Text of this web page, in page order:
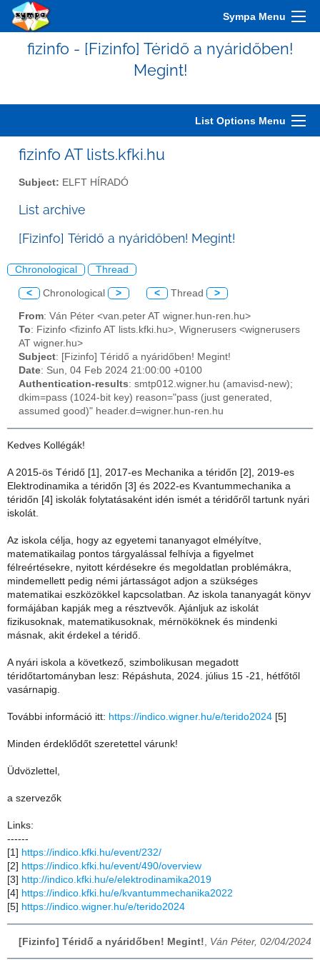
Sympa Menu
fizinfo - [Fizinfo] Téridő a nyáridőben!
Megint!
List Options Menu
fizinfo AT lists.kfki.hu
Subject: ELFT HÍRADÓ
List archive
[Fizinfo] Téridő a nyáridőben! Megint!
Chronological Thread
< Chronological > < Thread >
From: Ván Péter <van.peter AT wigner.hun-ren.hu>
To: Fizinfo <fizinfo AT lists.kfki.hu>, Wignerusers <wignerusers
AT wigner.hu>
Subject: [Fizinfo] Téridő a nyáridőben! Megint!
Date: Sun, 04 Feb 2024 21:00:00 +0100
Authentication-results: smtp012.wigner.hu (amavisd-new);
dkim=pass (1024-bit key) reason="pass (just generated,
assumed good)" header.d=wigner.hun-ren.hu
Kedves Kollégák!
A 2015-ös Téridő [1], 2017-es Mechanika a téridőn [2], 2019-es
Elektrodinamika a téridőn [3] és 2022-es Kvantummechanika a
téridőn [4] iskolák folytatásaként idén ismét a téridőről tartunk nyári
iskolát.
Az iskola célja, hogy az egyetemi tananyagot elmélyítve,
matematikailag pontos tárgyalással felhívja a figyelmet
félreértésekre, nyitott kérdésekre és megoldatlan problémákra,
mindemellett pedig némi jártasságot adjon a szükséges
matematikai eszközökkel kapcsolatban. Az iskola tananyagát könyv
formájában kapják meg a résztvevők. Ajánljuk az iskolát
fizikusoknak, matematikusoknak, mérnököknek és mindenki
másnak, akit érdekel a téridő.
A nyári iskola a következő, szimbolikusan megadott
téridőtartományban lesz: Répáshuta, 2024. július 15 -21, hétfőtől
vasárnapig.
További információ itt: https://indico.wigner.hu/e/terido2024 [5]
Minden érdeklődőt szeretettel várunk!
Üdvözlettel,
a szervezők
Links:
------
[1] https://indico.kfki.hu/event/232/
[2] https://indico.kfki.hu/event/490/overview
[3] http://indico.kfki.hu/e/elektrodinamika2019
[4] https://indico.kfki.hu/e/kvantummechanika2022
[5] https://indico.wigner.hu/e/terido2024
[Fizinfo] Téridő a nyáridőben! Megint! Ván Péter, 02/04/2024